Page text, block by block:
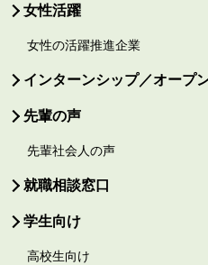
女性活躍
女性の活躍推進企業
インターンシップ／オープ
先輩の声
先輩社会人の声
就職相談窓口
学生向け
高校生向け